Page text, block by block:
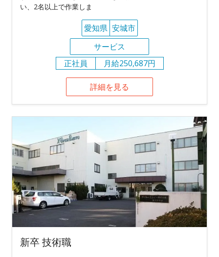
い、2名以上で作業しま
愛知県 安城市
サービス
正社員
月給250,687円
詳細を見る
新卒 技術職